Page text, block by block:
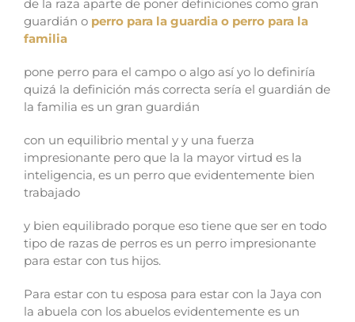
de la raza aparte de poner definiciones como gran
guardián o perro para la guardia o perro para la
familia
pone perro para el campo o algo así yo lo definiría
quizá la definición más correcta sería el guardián de
la familia es un gran guardián
con un equilibrio mental y y una fuerza
impresionante pero que la la mayor virtud es la
inteligencia, es un perro que evidentemente bien
trabajado
y bien equilibrado porque eso tiene que ser en todo
tipo de razas de perros es un perro impresionante
para estar con tus hijos.
Para estar con tu esposa para estar con la Jaya con
la abuela con los abuelos evidentemente es un